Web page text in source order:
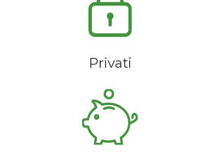
Privati